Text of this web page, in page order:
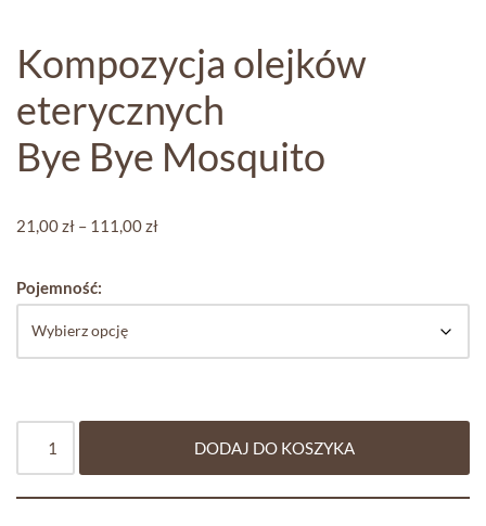
Kompozycja olejków
eterycznych
Bye Bye Mosquito
21,00zł – 111,00zł
Pojemność:
DODAJ DO KOSZYKA